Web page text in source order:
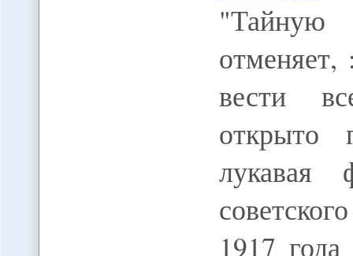
"Тайную
вести
открыто
лукавая
1917